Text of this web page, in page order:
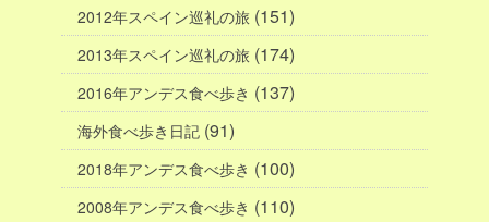
2012年スペイン巡礼の旅 (151)
2013年スペイン巡礼の旅 (174)
2016年アンデス食べ歩き (137)
海外食べ歩き日記 (91)
2018年アンデス食べ歩き (100)
2008年アンデス食べ歩き (110)